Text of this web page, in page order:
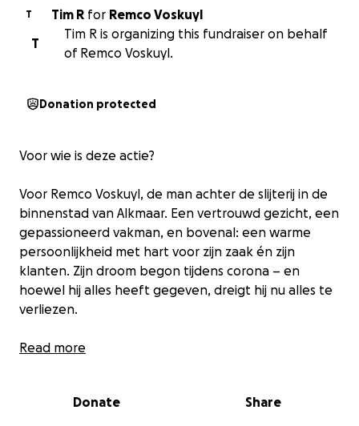
T Tim R for Remco Voskuyl
T
Tim R is organizing this fundraiser on behalf
of Remco Voskuyl.
Donation protected
Voor wie is deze actie?
Voor Remco Voskuyl, de man achter de slijterij in de
binnenstad van Alkmaar. Een vertrouwd gezicht, een
gepassioneerd vakman, en bovenal: een warme
persoonlijkheid met hart voor zijn zaak én zijn
klanten. Zijn droom begon tijdens corona – en
hoewel hij alles heeft gegeven, dreigt hij nu alles te
verliezen.
Wat is er gebeurd?
van Alkmaar. De timing leek goed: ondanks corona
Read more
Donate Share